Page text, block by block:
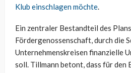
Klub einschlagen möchte.
Ein zentraler Bestandteil des
Fördergenossenschaft, durch die
Unternehmenskreisen finanzielle
soll. Tillmann betont, dass für den